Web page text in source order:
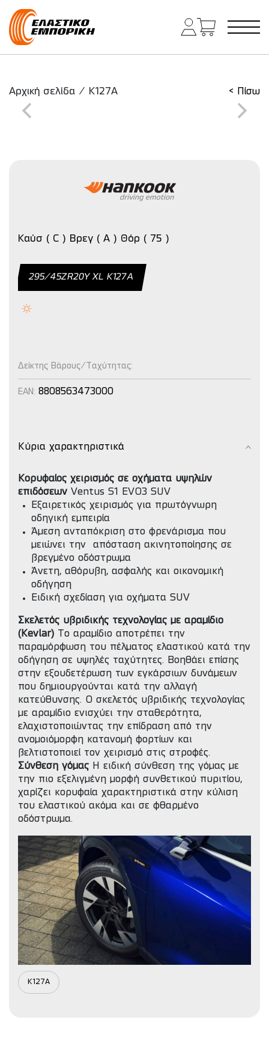
Κύρια πλοήγηση
Αρχική σελίδα / K127A < Πίσω
Καύσ ( C ) Βρεγ ( A ) Θόρ ( 75 )
295/45ZR20Y XL K127A
Δείκτης Βάρους/Ταχύτητας:
EAN: 8808563473000
Κύρια χαρακτηριστικά
Κορυφαίος χειρισμός σε οχήματα υψηλών
επιδόσεων Ventus S1 EVO3 SUV
Εξαιρετικός χειρισμός για πρωτόγνωρη
οδηγική εμπειρία
Άμεση ανταπόκριση στο φρενάρισμα που
μειώνει την απόσταση ακινητοποίησης σε
βρεγμένο οδόστρωμα
Άνετη, αθόρυβη, ασφαλής και οικονομική
οδήγηση
Ειδική σχεδίαση για οχήματα SUV
Σκελετός υβριδικής τεχνολογίας με αραμίδιο
(Kevlar) Το αραμίδιο αποτρέπει την
παραμόρφωση του πέλματος ελαστικού κατά την
οδήγηση σε υψηλές ταχύτητες. Βοηθάει επίσης
στην εξουδετέρωση των εγκάρσιων δυνάμεων
που δημιουργούνται κατά την αλλαγή
κατεύθυνσης. Ο σκελετός υβριδικής τεχνολογίας
με αραμίδιο ενισχύει την σταθερότητα,
ελαχιστοποιώντας την επίδραση από την
ανομοιόμορφη κατανομή φορτίων και
βελτιστοποιεί τον χειρισμό στις στροφές.
Σύνθεση γόμας Η ειδική σύνθεση της γόμας με
την πιο εξελιγμένη μορφή συνθετικού πυριτίου,
χαρίζει κορυφαία χαρακτηριστικά στην κύλιση
του ελαστικού ακόμα και σε φθαρμένο
οδόστρωμα.
K127A